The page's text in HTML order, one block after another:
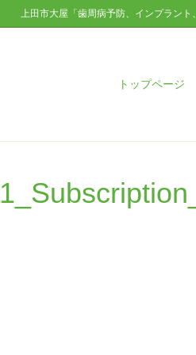
上田市大屋「歯周病予防、インプラン
トップページ